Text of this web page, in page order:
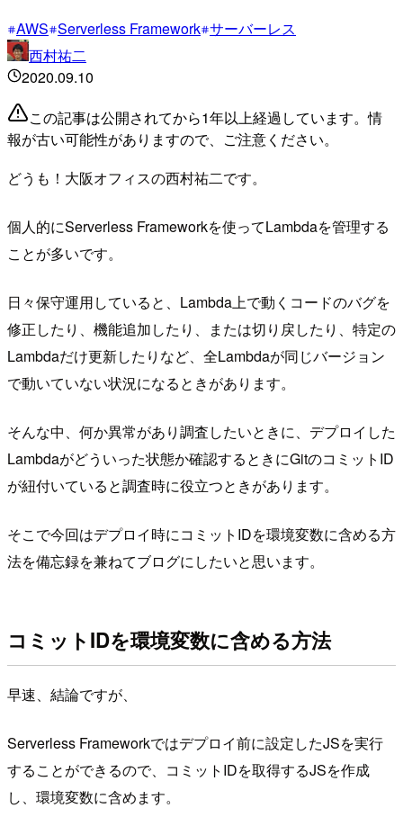
AWS Serverless Framework サーバーレス
西村祐二
2020.09.10
この記事は公開されてから1年以上経過しています。情
報が古い可能性がありますので、ご注意ください。
どうも！大阪オフィスの西村祐二です。
個人的にServerless Frameworkを使ってLambdaを管理する
ことが多いです。
日々保守運用していると、Lambda上で動くコードのバグを
修正したり、機能追加したり、または切り戻したり、特定の
Lambdaだけ更新したりなど、全Lambdaが同じバージョン
で動いていない状況になるときがあります。
そんな中、何か異常があり調査したいときに、デプロイした
Lambdaがどういった状態か確認するときにGitのコミットID
が紐付いていると調査時に役立つときがあります。
そこで今回はデプロイ時にコミットIDを環境変数に含める方
法を備忘録を兼ねてブログにしたいと思います。
コミットIDを環境変数に含める方法
早速、結論ですが、
Serverless Frameworkではデプロイ前に設定したJSを実行
することができるので、コミットIDを取得するJSを作成
し、環境変数に含めます。